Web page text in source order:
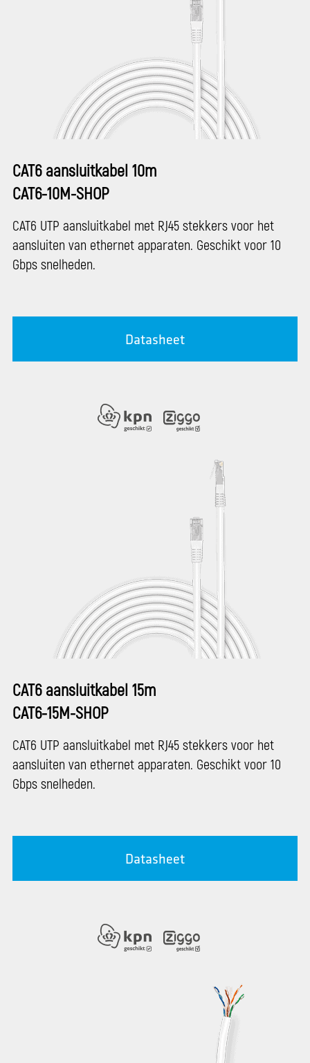
CAT6 aansluitkabel 10m
CAT6-10M-SHOP
CAT6 UTP aansluitkabel met RJ45 stekkers voor het
aansluiten van ethernet apparaten. Geschikt voor 10
Gbps snelheden.
Datasheet
CAT6 aansluitkabel 15m
CAT6-15M-SHOP
CAT6 UTP aansluitkabel met RJ45 stekkers voor het
aansluiten van ethernet apparaten. Geschikt voor 10
Gbps snelheden.
Datasheet